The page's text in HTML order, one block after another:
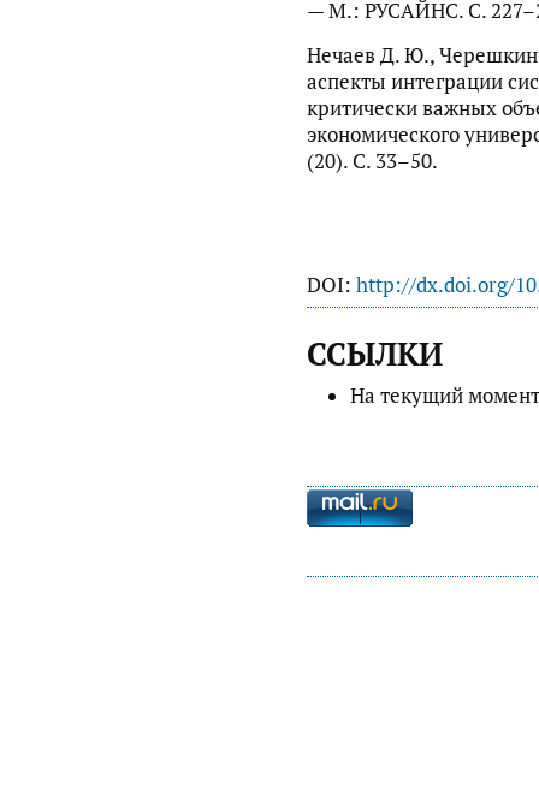
— М.: РУСАЙНС. С.
Нечаев Д. Ю., Черешкин
аспекты интеграции
критически важных
экономического
(20). С. 33–50.
DOI: http://dx.doi.org/
ССЫЛКИ
На текущий